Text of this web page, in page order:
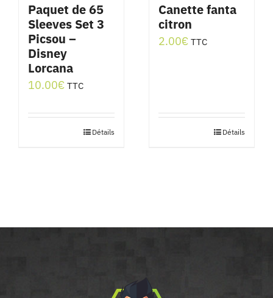
Paquet de 65
Sleeves Set 3
Picsou –
Disney
Lorcana
10.00€ TTC
Détails
Canette fanta
citron
2.00€ TTC
Détails